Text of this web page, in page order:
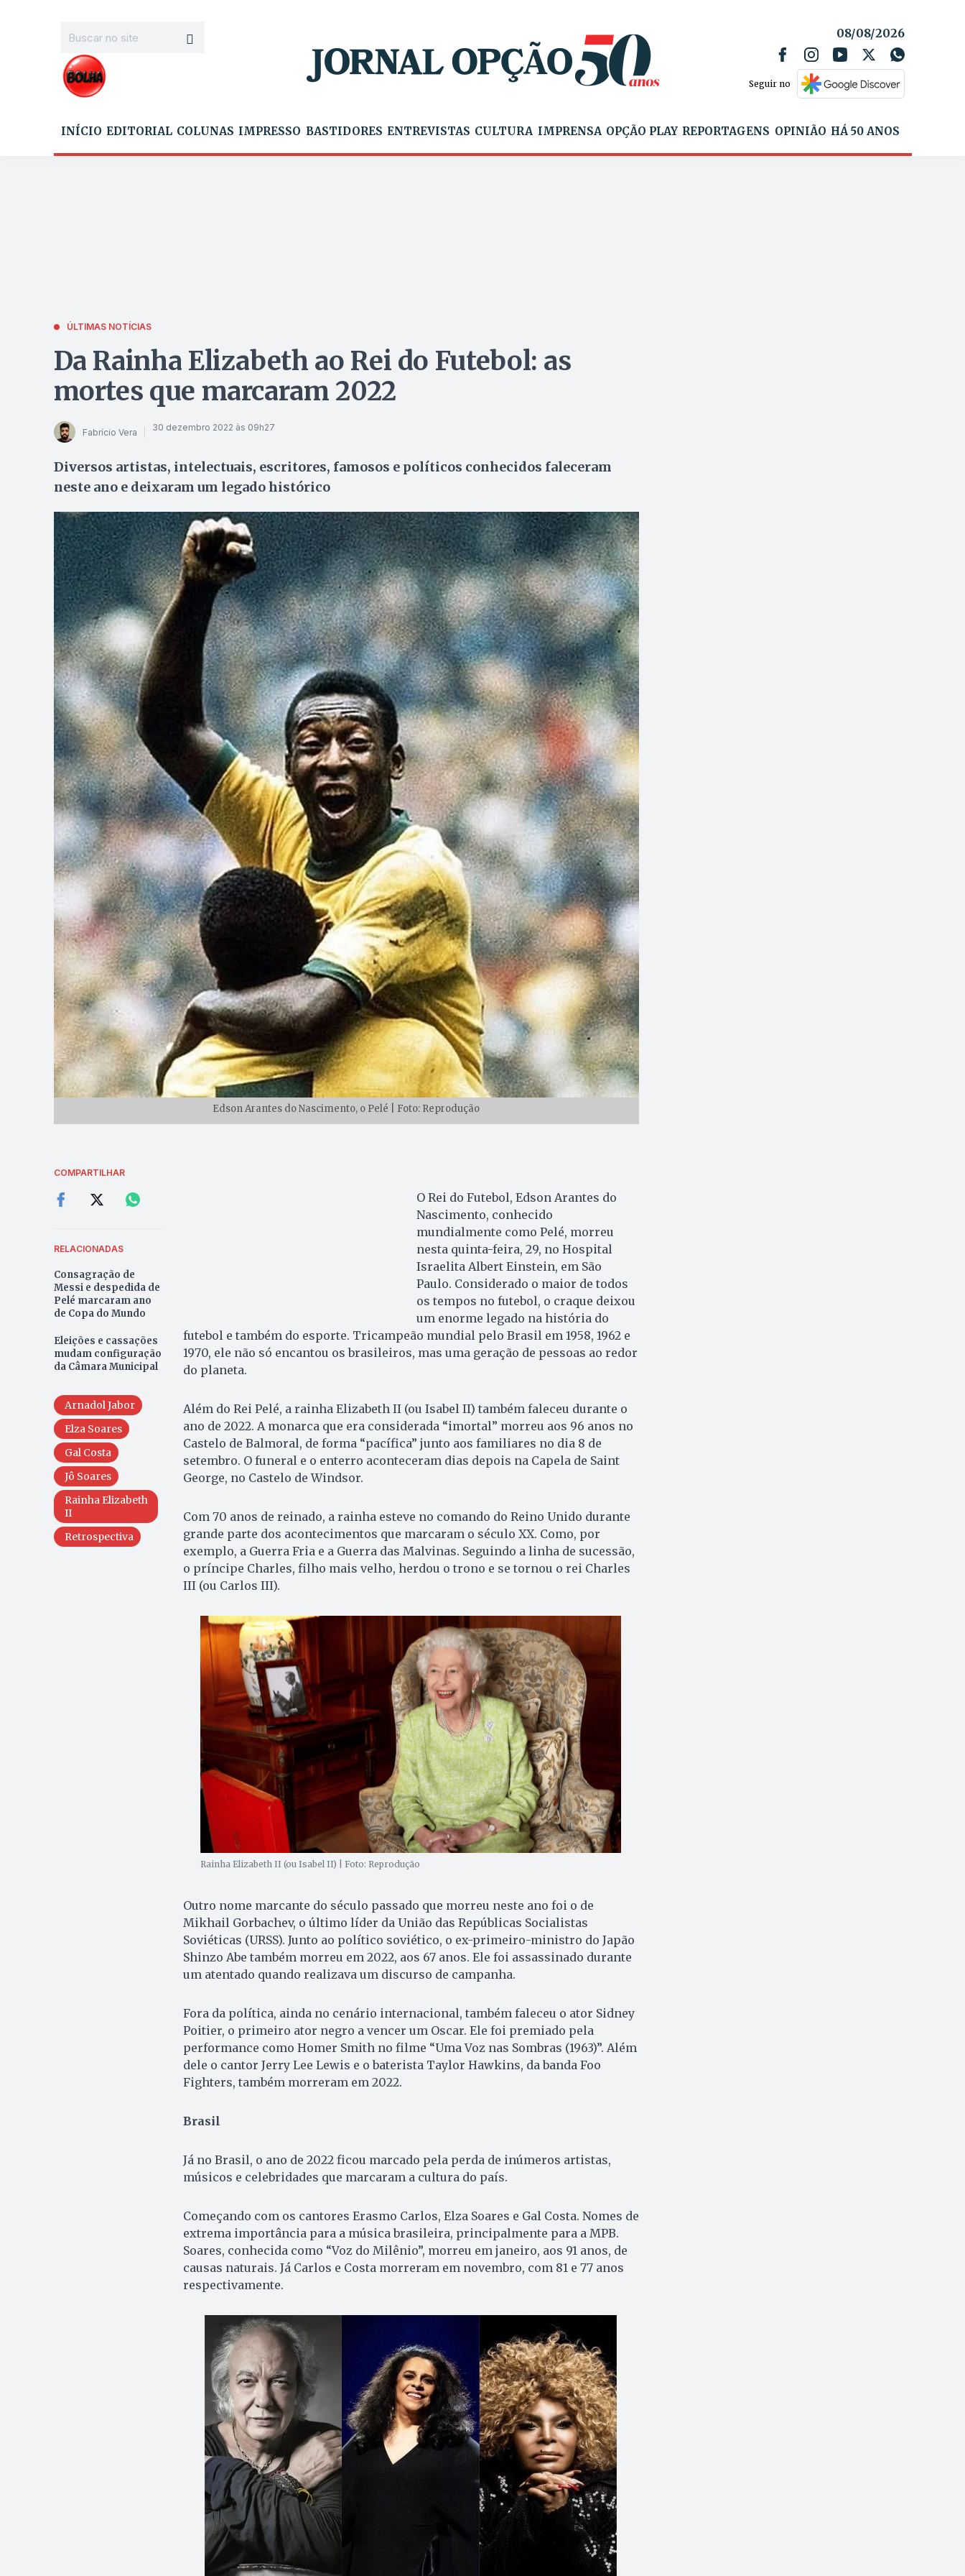
08/08/2026
Seguir no
INÍCIO EDITORIAL COLUNAS IMPRESSO BASTIDORES ENTREVISTAS CULTURA IMPRENSA OPÇÃO PLAY REPORTAGENS OPINIÃO HÁ 50 ANOS
ÚLTIMAS NOTÍCIAS
Da Rainha Elizabeth ao Rei do Futebol: as
mortes que marcaram 2022
Fabrício Vera 30 dezembro 2022 às 09h27
Diversos artistas, intelectuais, escritores, famosos e políticos conhecidos faleceram
neste ano e deixaram um legado histórico
Edson Arantes do Nascimento, o Pelé | Foto: Reprodução
COMPARTILHAR
RELACIONADAS
Consagração de
Messi e despedida de
Pelé marcaram ano
de Copa do Mundo
Eleições e cassações
mudam configuração
da Câmara Municipal
Arnadol Jabor
Elza Soares
Gal Costa
Jô Soares
Rainha Elizabeth
II
Retrospectiva
O Rei do Futebol, Edson Arantes do
Nascimento, conhecido
mundialmente como Pelé, morreu
nesta quinta-feira, 29, no Hospital
Israelita Albert Einstein, em São
Paulo. Considerado o maior de todos
os tempos no futebol, o craque deixou
um enorme legado na história do
futebol e também do esporte. Tricampeão mundial pelo Brasil em 1958, 1962 e
1970, ele não só encantou os brasileiros, mas uma geração de pessoas ao redor
do planeta.
Além do Rei Pelé, a rainha Elizabeth II (ou Isabel II) também faleceu durante o
ano de 2022. A monarca que era considerada “imortal” morreu aos 96 anos no
Castelo de Balmoral, de forma “pacífica” junto aos familiares no dia 8 de
setembro. O funeral e o enterro aconteceram dias depois na Capela de Saint
George, no Castelo de Windsor.
Com 70 anos de reinado, a rainha esteve no comando do Reino Unido durante
grande parte dos acontecimentos que marcaram o século XX. Como, por
exemplo, a Guerra Fria e a Guerra das Malvinas. Seguindo a linha de sucessão,
o príncipe Charles, filho mais velho, herdou o trono e se tornou o rei Charles
III (ou Carlos III).
Rainha Elizabeth II (ou Isabel II) | Foto: Reprodução
Outro nome marcante do século passado que morreu neste ano foi o de
Mikhail Gorbachev, o último líder da União das Repúblicas Socialistas
Soviéticas (URSS). Junto ao político soviético, o ex-primeiro-ministro do Japão
Shinzo Abe também morreu em 2022, aos 67 anos. Ele foi assassinado durante
um atentado quando realizava um discurso de campanha.
Fora da política, ainda no cenário internacional, também faleceu o ator Sidney
Poitier, o primeiro ator negro a vencer um Oscar. Ele foi premiado pela
performance como Homer Smith no filme “Uma Voz nas Sombras (1963)”. Além
dele o cantor Jerry Lee Lewis e o baterista Taylor Hawkins, da banda Foo
Fighters, também morreram em 2022.
Brasil
Já no Brasil, o ano de 2022 ficou marcado pela perda de inúmeros artistas,
músicos e celebridades que marcaram a cultura do país.
Começando com os cantores Erasmo Carlos, Elza Soares e Gal Costa. Nomes de
extrema importância para a música brasileira, principalmente para a MPB.
Soares, conhecida como “Voz do Milênio”, morreu em janeiro, aos 91 anos, de
causas naturais. Já Carlos e Costa morreram em novembro, com 81 e 77 anos
respectivamente.